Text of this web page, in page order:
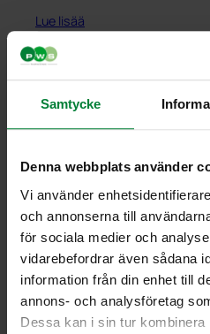
Samtycke
Denna webbplats använder
Vi använder
och annonserna till
för sociala medier och
vidarebefordrar även sådana
information från din enhet till
annons- och analysföretag
Dessa kan i sin tur kombinera
Tarra-arkki –
standard – Pant
Tarra-arkki –
Multi tarrat –
Multi tarrat-
Multi tarrat –
Lajitteluastiat
Lajitteluastiat
Småelektronik
Lajitteluastiat
Lajitteluastiat
Tarrat
Lue lisää